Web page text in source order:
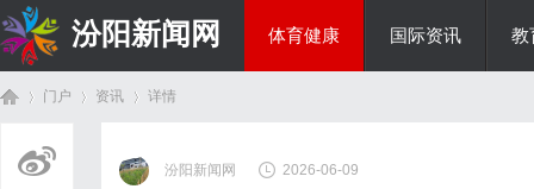
汾阳新闻网 体育健康 国际资讯 教
门户 资讯 详情
汾阳新闻网 2026-06-09